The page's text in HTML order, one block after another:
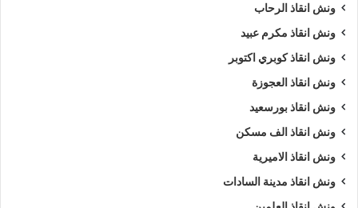
ونش انقاذ الرحاب
ونش انقاذ مكرم عبيد
ونش انقاذ كوبري اكتوبر
ونش انقاذ العجوزة
ونش انقاذ بورسعيد
ونش انقاذ الف مسكن
ونش انقاذ الاميرية
ونش انقاذ مدينة السادات